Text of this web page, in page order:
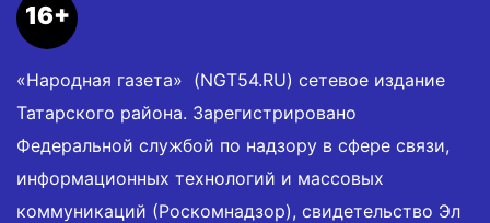
16+
«Народная газета» (NGT54.RU) сетевое издание
Татарского района. Зарегистрировано
Федеральной службой по надзору в сфере связи,
информационных технологий и массовых
коммуникаций (Роскомнадзор), свидетельство Эл